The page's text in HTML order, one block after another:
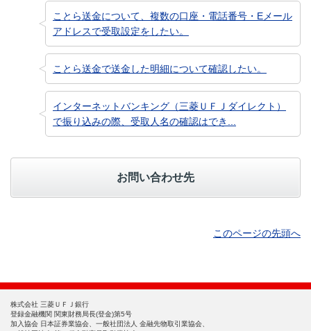
ことら送金について、複数の口座・電話番号・Eメール
アドレスで受取設定をしたい。
ことら送金で送金した明細について確認したい。
インターネットバンキング（三菱ＵＦＪダイレクト）
で振り込みの際、受取人名の確認はでき...
お問い合わせ先
このページの先頭へ
株式会社 三菱ＵＦＪ銀行
登録金融機関 関東財務局長(登金)第5号
加入協会 日本証券業協会、一般社団法人 金融先物取引業協会、